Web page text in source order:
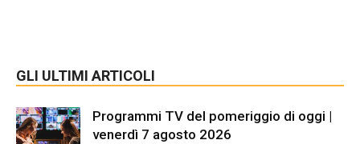
GLI ULTIMI ARTICOLI
Programmi TV del pomeriggio di oggi |
venerdì 7 agosto 2026